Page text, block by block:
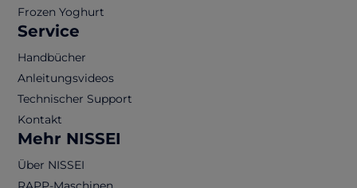
Frozen Yoghurt
Service
Handbücher
Anleitungsvideos
Technischer Support
Kontakt
Mehr NISSEI
Über NISSEI